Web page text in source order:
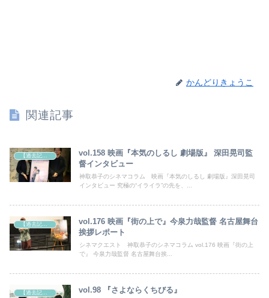
かんどりきょうこ
関連記事
vol.158 映画『本気のしるし 劇場版』 深田晃司監
督インタビュー
神取恭子のシネマコラム 映画『本気のしるし 劇場版』深田晃司
インタビュー 究極の“イライラ”の先を、...
vol.176 映画『街の上で』今泉力哉監督 名古屋舞台
挨拶レポート
シネマクエスト 神取恭子のシネマコラム vol.176 映画『街の上
で』 今泉力哉監督 名古屋舞台挨...
vol.98 『さよならくちびる』